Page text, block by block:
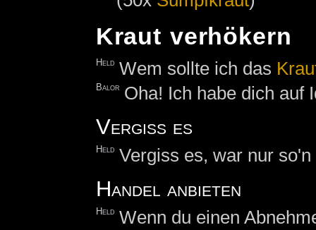
Kraut verhökern
Held Wem sollte ich das
Balor Oha! Ich habe dich auf
Vergiss es
Held Vergiss es, war nur
Handel anbieten
Held Wenn du einen